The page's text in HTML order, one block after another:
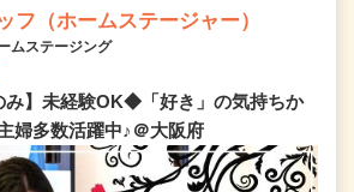
フ（ホームステージャー）
ムステージング
み】未経験OK◆「好き」の気持ちか
婦多数活躍中♪＠大阪府